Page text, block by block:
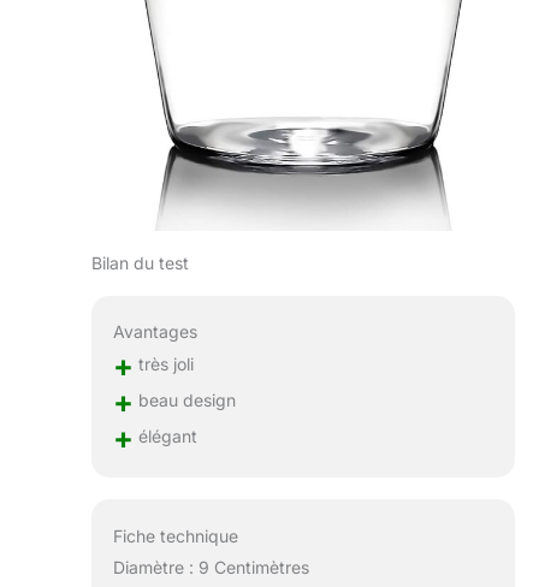
Bilan du test
Avantages
+ très joli
+ beau design
+ élégant
Fiche technique
Diamètre : 9 Centimètres